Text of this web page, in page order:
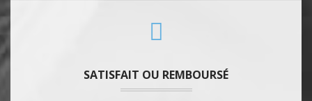
SATISFAIT OU REMBOURSÉ